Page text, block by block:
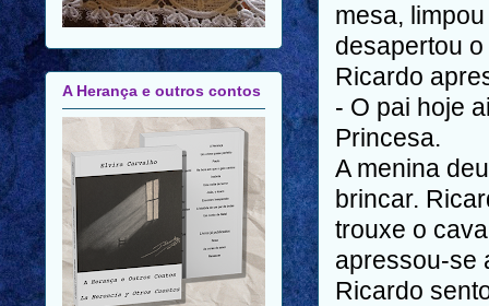
mesa,
desapertou
Ricardo
- O pai hoje
Princesa.
A menina
brincar.
trouxe o
apressou-se
Ricardo
A Herança e outros contos